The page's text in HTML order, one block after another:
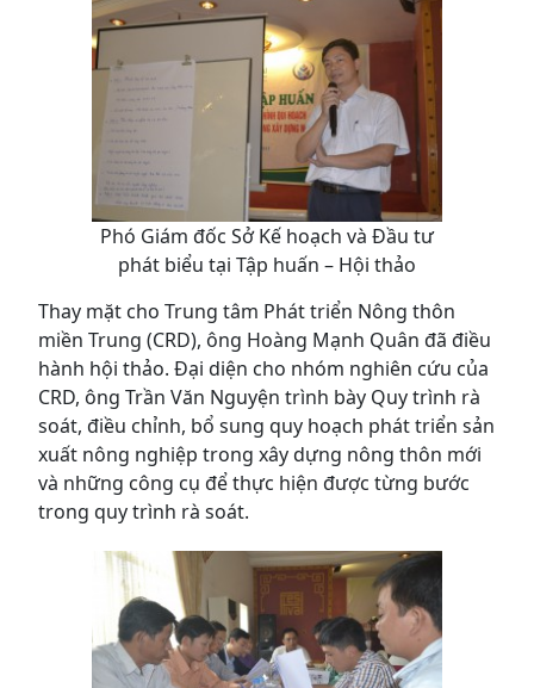
Phó Giám đốc Sở Kế hoạch và Đầu tư
phát biểu tại Tập huấn – Hội thảo
Thay mặt cho Trung tâm Phát triển Nông thôn
miền Trung (CRD), ông Hoàng Mạnh Quân đã điều
hành hội thảo. Đại diện cho nhóm nghiên cứu của
CRD, ông Trần Văn Nguyện trình bày Quy trình rà
soát, điều chỉnh, bổ sung quy hoạch phát triển sản
xuất nông nghiệp trong xây dựng nông thôn mới
và những công cụ để thực hiện được từng bước
trong quy trình rà soát.